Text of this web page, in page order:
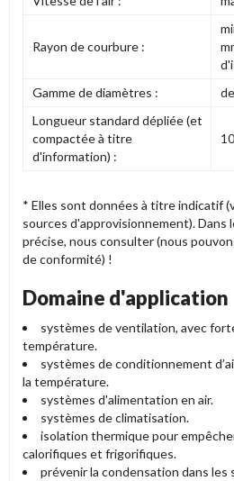
Rayon de courbure :
Gamme de diamètres :
Longueur standard dépliée (et
compactée à titre
d'information) :
* Elles sont données à titre indicatif
sources d'approvisionnement). Dans
précise, nous consulter (nous
de conformité) !
Domaine d'application
systèmes de ventilation, avec
température.
systèmes de conditionnement
la température.
systèmes d'alimentation en air.
systèmes de climatisation.
isolation thermique pour
calorifiques et frigorifiques.
prévenir la condensation dans